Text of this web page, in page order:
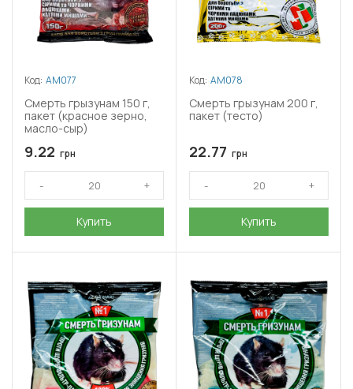
Код: АМ077
Смерть грызунам 150 г,
пакет (красное зерно,
масло-сыр)
9.22 грн
Купить
Код: АМ078
Смерть грызунам 200 г,
пакет (тесто)
22.77 грн
Купить